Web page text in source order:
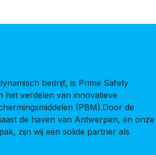
bedrijf, is Prime Safety
het verdelen van innovatieve
(PBM).Door de
de haven van Antwerpen, en onze
zijn wij een solide partner als